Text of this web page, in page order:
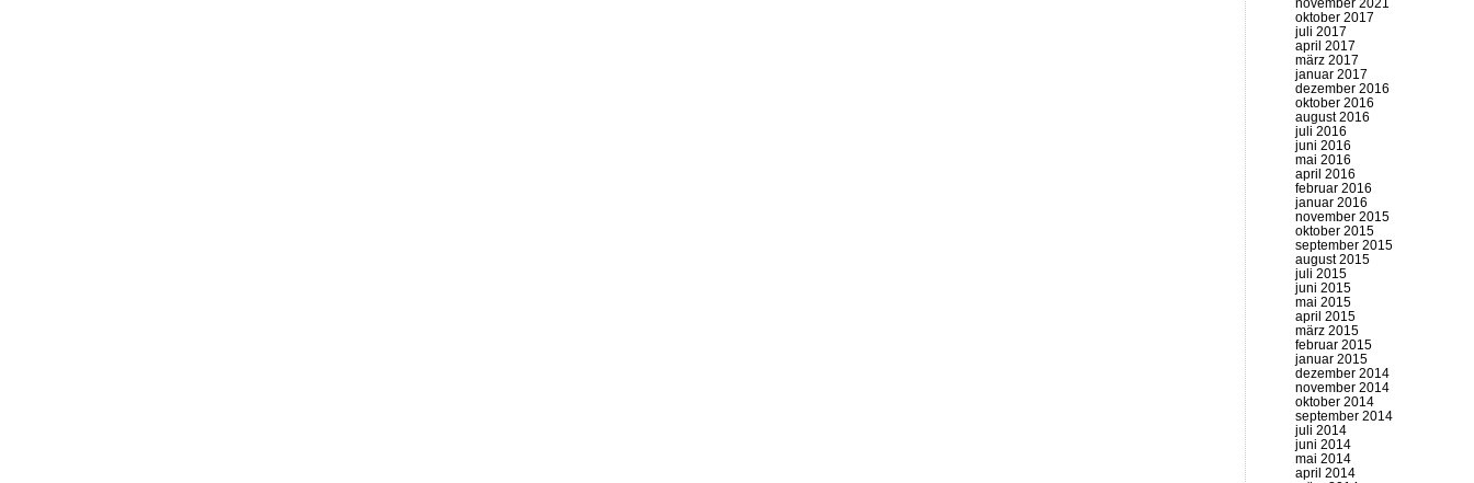
november 2021
oktober 2017
juli 2017
april 2017
märz 2017
januar 2017
dezember 2016
oktober 2016
august 2016
juli 2016
juni 2016
mai 2016
april 2016
februar 2016
januar 2016
november 2015
oktober 2015
september 2015
august 2015
juli 2015
juni 2015
mai 2015
april 2015
märz 2015
februar 2015
januar 2015
dezember 2014
november 2014
oktober 2014
september 2014
juli 2014
juni 2014
mai 2014
april 2014